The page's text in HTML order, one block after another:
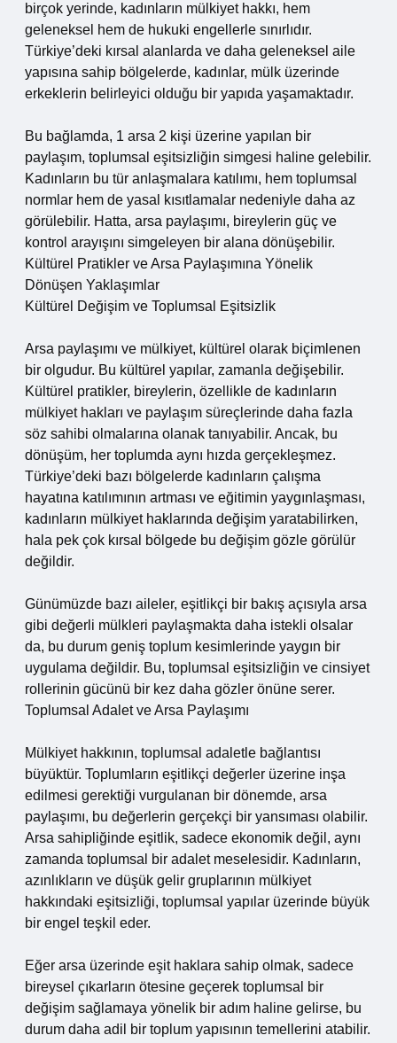
birçok yerinde, kadınların mülkiyet hakkı, hem
geleneksel hem de hukuki engellerle sınırlıdır.
Türkiye’deki kırsal alanlarda ve daha geleneksel aile
yapısına sahip bölgelerde, kadınlar, mülk üzerinde
erkeklerin belirleyici olduğu bir yapıda yaşamaktadır.
Bu bağlamda, 1 arsa 2 kişi üzerine yapılan bir
paylaşım, toplumsal eşitsizliğin simgesi haline gelebilir.
Kadınların bu tür anlaşmalara katılımı, hem toplumsal
normlar hem de yasal kısıtlamalar nedeniyle daha az
görülebilir. Hatta, arsa paylaşımı, bireylerin güç ve
kontrol arayışını simgeleyen bir alana dönüşebilir.
Kültürel Pratikler ve Arsa Paylaşımına Yönelik
Dönüşen Yaklaşımlar
Kültürel Değişim ve Toplumsal Eşitsizlik
Arsa paylaşımı ve mülkiyet, kültürel olarak biçimlenen
bir olgudur. Bu kültürel yapılar, zamanla değişebilir.
Kültürel pratikler, bireylerin, özellikle de kadınların
mülkiyet hakları ve paylaşım süreçlerinde daha fazla
söz sahibi olmalarına olanak tanıyabilir. Ancak, bu
dönüşüm, her toplumda aynı hızda gerçekleşmez.
Türkiye’deki bazı bölgelerde kadınların çalışma
hayatına katılımının artması ve eğitimin yaygınlaşması,
kadınların mülkiyet haklarında değişim yaratabilirken,
hala pek çok kırsal bölgede bu değişim gözle görülür
değildir.
Günümüzde bazı aileler, eşitlikçi bir bakış açısıyla arsa
gibi değerli mülkleri paylaşmakta daha istekli olsalar
da, bu durum geniş toplum kesimlerinde yaygın bir
uygulama değildir. Bu, toplumsal eşitsizliğin ve cinsiyet
rollerinin gücünü bir kez daha gözler önüne serer.
Toplumsal Adalet ve Arsa Paylaşımı
Mülkiyet hakkının, toplumsal adaletle bağlantısı
büyüktür. Toplumların eşitlikçi değerler üzerine inşa
edilmesi gerektiği vurgulanan bir dönemde, arsa
paylaşımı, bu değerlerin gerçekçi bir yansıması olabilir.
Arsa sahipliğinde eşitlik, sadece ekonomik değil, aynı
zamanda toplumsal bir adalet meselesidir. Kadınların,
azınlıkların ve düşük gelir gruplarının mülkiyet
hakkındaki eşitsizliği, toplumsal yapılar üzerinde büyük
bir engel teşkil eder.
Eğer arsa üzerinde eşit haklara sahip olmak, sadece
bireysel çıkarların ötesine geçerek toplumsal bir
değişim sağlamaya yönelik bir adım haline gelirse, bu
durum daha adil bir toplum yapısının temellerini atabilir.